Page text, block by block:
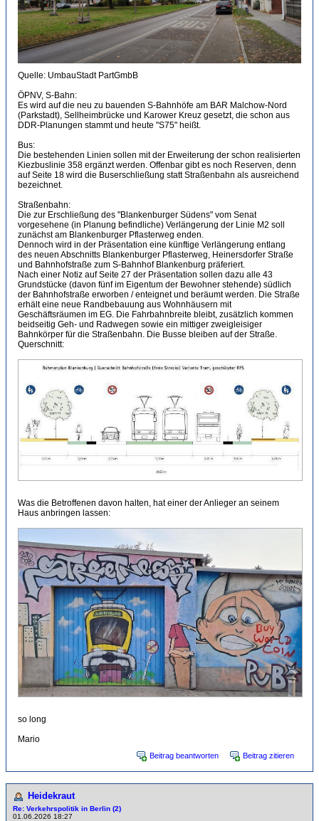
Quelle: UmbauStadt PartGmbB
ÖPNV, S-Bahn:
Es wird auf die neu zu bauenden S-Bahnhöfe am BAR Malchow-Nord
(Parkstadt), Sellheimbrücke und Karower Kreuz gesetzt, die schon aus
DDR-Planungen stammt und heute "S75" heißt.
Bus:
Die bestehenden Linien sollen mit der Erweiterung der schon realisierten
Kiezbuslinie 358 ergänzt werden. Offenbar gibt es noch Reserven, denn
auf Seite 18 wird die Buserschließung statt Straßenbahn als ausreichend
bezeichnet.
Straßenbahn:
Die zur Erschließung des "Blankenburger Südens" vom Senat
vorgesehene (in Planung befindliche) Verlängerung der Linie M2 soll
zunächst am Blankenburger Pflasterweg enden.
Dennoch wird in der Präsentation eine künftige Verlängerung entlang
des neuen Abschnitts Blankenburger Pflasterweg, Heinersdorfer Straße
und Bahnhofstraße zum S-Bahnhof Blankenburg präferiert.
Nach einer Notiz auf Seite 27 der Präsentation sollen dazu alle 43
Grundstücke (davon fünf im Eigentum der Bewohner stehende) südlich
der Bahnhofstraße erworben / enteignet und beräumt werden. Die Straße
erhält eine neue Randbebauung aus Wohnhäusern mit
Geschäftsräumen im EG. Die Fahrbahnbreite bleibt, zusätzlich kommen
beidseitig Geh- und Radwegen sowie ein mittiger zweigleisiger
Bahnkörper für die Straßenbahn. Die Busse bleiben auf der Straße.
Querschnitt:
Was die Betroffenen davon halten, hat einer der Anlieger an seinem
Haus anbringen lassen:
so long
Mario
Beitrag beantworten Beitrag zitieren
Heidekraut
Re: Verkehrspolitik in Berlin (2)
01.06.2026 18:27